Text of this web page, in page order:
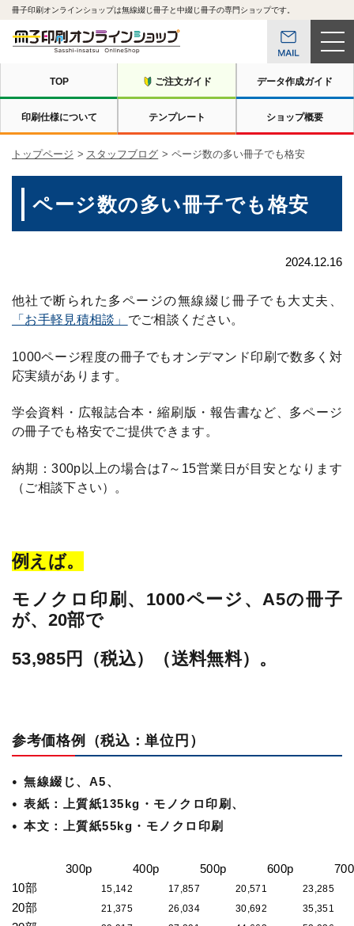
冊子印刷オンラインショップは無線綴じ冊子と中綴じ冊子の専門ショップです。
TOP ご注文ガイド データ作成ガイド
印刷仕様について テンプレート ショップ概要
トップページ スタッフブログ ページ数の多い冊子でも格安
ページ数の多い冊子でも格安
2024.12.16
他社で断られた多ページの無線綴じ冊子でも大丈夫、
「お手軽見積相談」 でご相談ください。
1000ページ程度の冊子でもオンデマンド印刷で数多く対
応実績があります。
学会資料・広報誌合本・縮刷版・報告書など、多ページ
の冊子でも格安でご提供できます。
納期：300p以上の場合は7～15営業日が目安となります
（ご相談下さい）。
例えば。
モノクロ印刷、1000ページ、A5の冊子
が、20部で
53,985円（税込）（送料無料）。
参考価格例（税込：単位円）
無線綴じ、A5、
表紙：上質紙135kg・モノクロ印刷、
本文：
上質紙55kg・モノクロ印刷
300p 400p 500p 600p
10部
15,142 17,857 20,571 23,285
20部 21,375 26,034 30,692 35,351